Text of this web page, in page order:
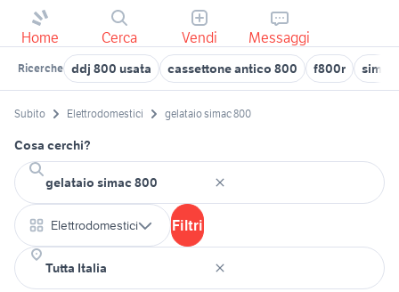
Home Cerca Vendi Messaggi
Ricerche ddj 800 usata cassettone antico 800 f800r
Subito Elettrodomestici gelataio simac 800
Cosa cerchi?
Elettrodomestici Filtri